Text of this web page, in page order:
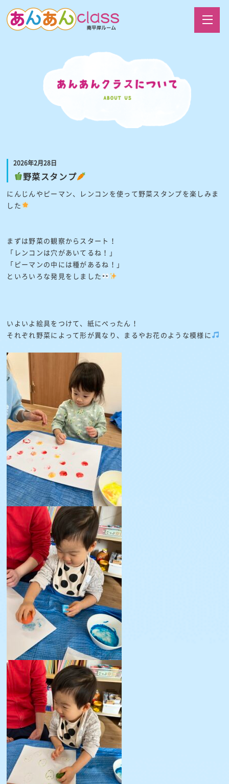
2026年2月28日
野菜スタンプ
にんじんやピーマン、レンコンを使って野菜スタンプを楽しみま
した
まずは野菜の観察からスタート！
「レンコンは穴があいてるね！」
「ピーマンの中には種があるね！」
といろいろな発見をしました
いよいよ絵具をつけて、紙にぺったん！
それぞれ野菜によって形が異なり、まるやお花のような模様に